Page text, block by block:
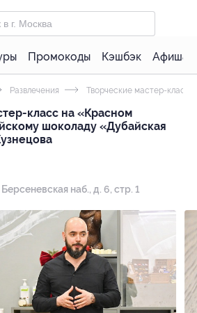
Промокоды Кэшбэк Афиша
Развлечения Творческие мастер-классы
класс на «Красном
шоколаду «Дубайская
наб., д. 6, стр. 1